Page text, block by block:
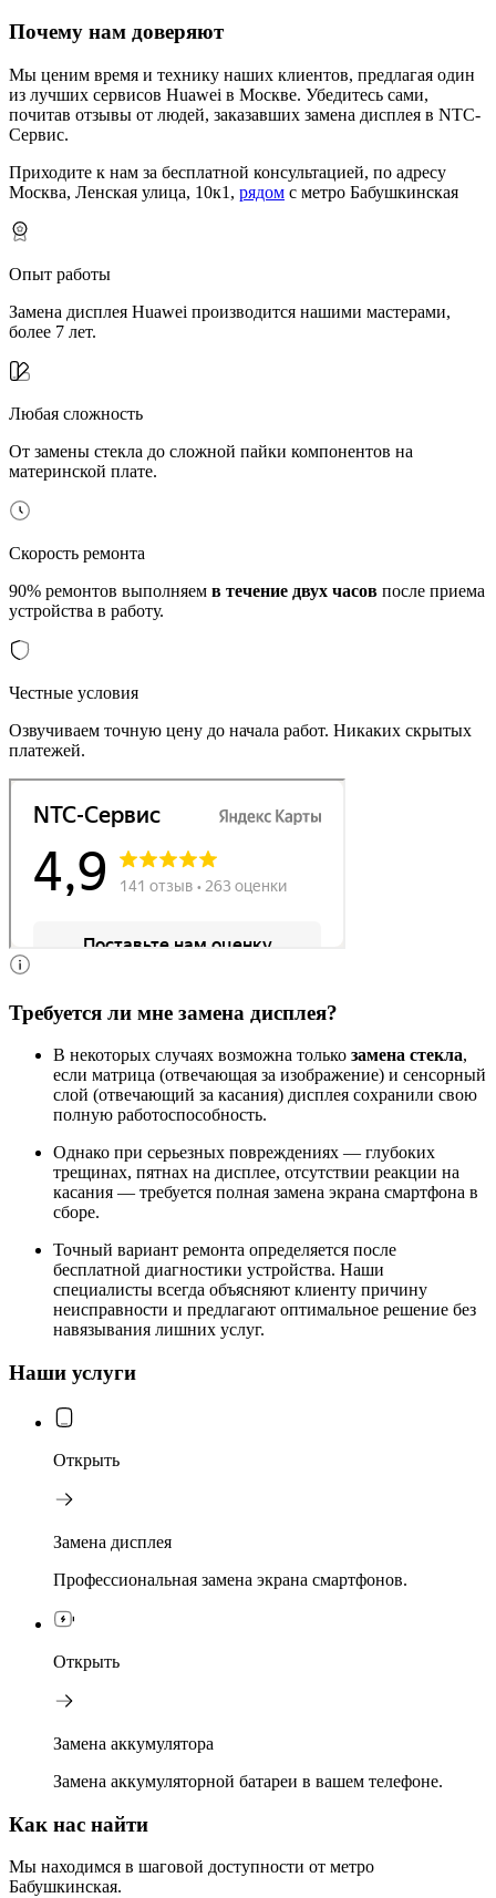
Почему нам доверяют
Мы ценим время и технику наших клиентов, предлагая один
из лучших сервисов Huawei в Москве. Убедитесь сами,
почитав отзывы от людей, заказавших замена дисплея в NTC-
Сервис.
Приходите к нам за бесплатной консультацией, по адресу
Москва, Ленская улица, 10к1, рядом с метро Бабушкинская
Опыт работы
Замена дисплея Huawei производится нашими мастерами,
более 7 лет.
Любая сложность
От замены стекла до сложной пайки компонентов на
материнской плате.
Скорость ремонта
90% ремонтов выполняем в течение двух часов после приема
устройства в работу.
Честные условия
Озвучиваем точную цену до начала работ. Никаких скрытых
платежей.
Требуется ли мне замена дисплея?
В некоторых случаях возможна только замена стекла,
если матрица (отвечающая за изображение) и сенсорный
слой (отвечающий за касания) дисплея сохранили свою
полную работоспособность.
Однако при серьезных повреждениях — глубоких
трещинах, пятнах на дисплее, отсутствии реакции на
касания — требуется полная замена экрана смартфона в
сборе.
Точный вариант ремонта определяется после
бесплатной диагностики устройства. Наши
специалисты всегда объясняют клиенту причину
неисправности и предлагают оптимальное решение без
навязывания лишних услуг.
Наши услуги
Открыть
Замена дисплея
Профессиональная замена экрана смартфонов.
Открыть
Замена аккумулятора
Замена аккумуляторной батареи в вашем телефоне.
Как нас найти
Мы находимся в шаговой доступности от метро
Бабушкинская.